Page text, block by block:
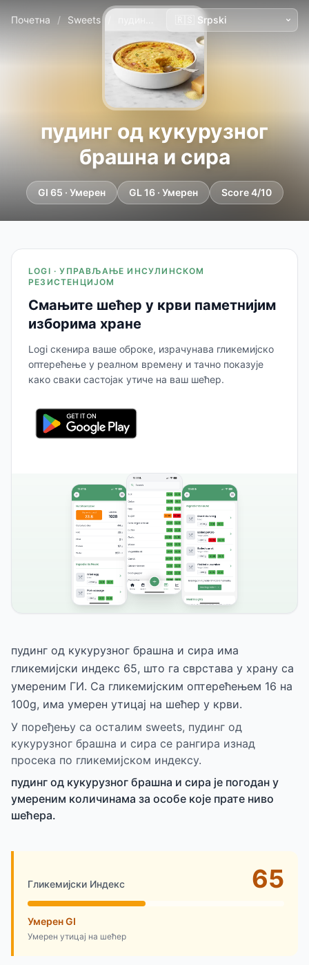
Почетна / Sweets
пудинг од кукурузног
брашна и сира
GI 65 · Умерен GL 16 · Умерен Score 4/10
LOGI · УПРАВЉАЊЕ ИНСУЛИНСКОМ
РЕЗИСТЕНЦИЈОМ
Смањите шећер у крви паметнијим
изборима хране
Logi скенира ваше оброке, израчунава гликемијско
оптерећење у реалном времену и тачно показује
како сваки састојак утиче на ваш шећер.
пудинг од кукурузног брашна и сира има
гликемијски индекс 65, што га сврстава у храну са
умереним ГИ. Са гликемијским оптерећењем 16 на
100g, има умерен утицај на шећер у крви.
У поређењу са осталим sweets, пудинг од
кукурузног брашна и сира се рангира изнад
просека по гликемијском индексу.
пудинг од кукурузног брашна и сира је погодан у
умереним количинама за особе које прате ниво
шећера.
Гликемијски Индекс 65
Умерен GI
Умерен утицај на шећер